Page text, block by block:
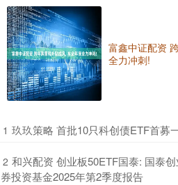
富鑫中证配资
全力冲刺!
1 玖玖策略 首批10只科创债ETF首募
2 和兴配资 创业板50ETF国泰: 国泰
券投资基金2025年第2季度报告